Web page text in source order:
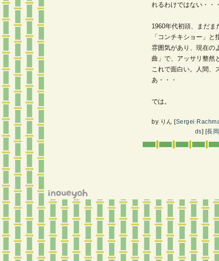
れるわけではない・・
1960年代初頭、まだ
「コンチキショー」
雰囲気があり、現在の
曲」で、アッサリ整然
これで面白い。人間、
あ・・・
では。
by りん [Sergei
ds] [長